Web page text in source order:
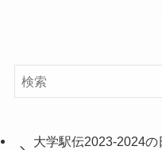
大学駅伝2023-2024